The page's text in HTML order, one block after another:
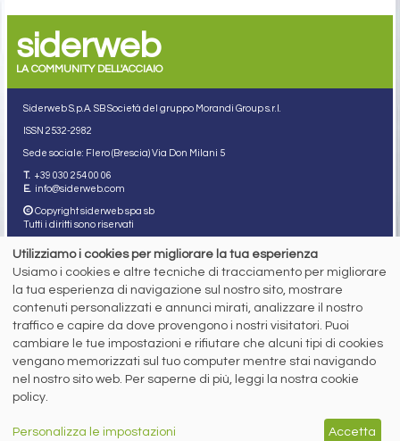
siderweb
LA COMMUNITY DELL'ACCIAIO
Siderweb S.p.A. SB Società del gruppo Morandi Group s.r.l.
ISSN 2532-2982
Sede sociale: Flero (Brescia) Via Don Milani 5
T. +39 030 254 00 06
E. info@siderweb.com
Copyright siderweb spa sb
Tutti i diritti sono riservati
Privacy policy
MENU
NEWS
MERCATI
SERVIZI
EVENTI
MADE IN STEEL
SEGUICI SUI NOSTRI
SOCIAL NETWORK
Utilizziamo i cookies per migliorare la tua esperienza
Usiamo i cookies e altre tecniche di tracciamento per migliorare
la tua esperienza di navigazione sul nostro sito, mostrare
contenuti personalizzati e annunci mirati, analizzare il nostro
traffico e capire da dove provengono i nostri visitatori. Puoi
cambiare le tue impostazioni e rifiutare che alcuni tipi di cookies
vengano memorizzati sul tuo computer mentre stai navigando
nel nostro sito web. Per saperne di più, leggi la nostra cookie
policy.
Personalizza le impostazioni Accetta